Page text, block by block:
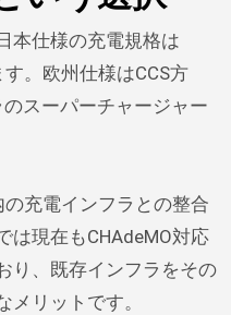
本仕様の充電規格は
。欧州仕様はCCS方
スーパーチャージャー
充電インフラとの整合
は現在もCHAdeMO対応
り、既存インフラをその
メリットです。